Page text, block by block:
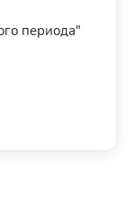
периода"